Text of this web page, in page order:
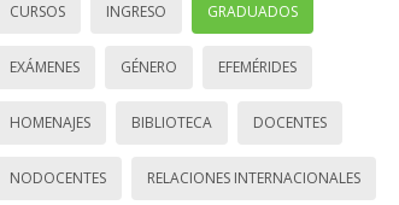
CURSOS INGRESO GRADUADOS
EXÁMENES GÉNERO EFEMÉRIDES
HOMENAJES BIBLIOTECA DOCENTES
NODOCENTES RELACIONES INTERNACIONALES